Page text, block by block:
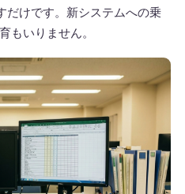
だけです。新システムへの乗
もいりません。